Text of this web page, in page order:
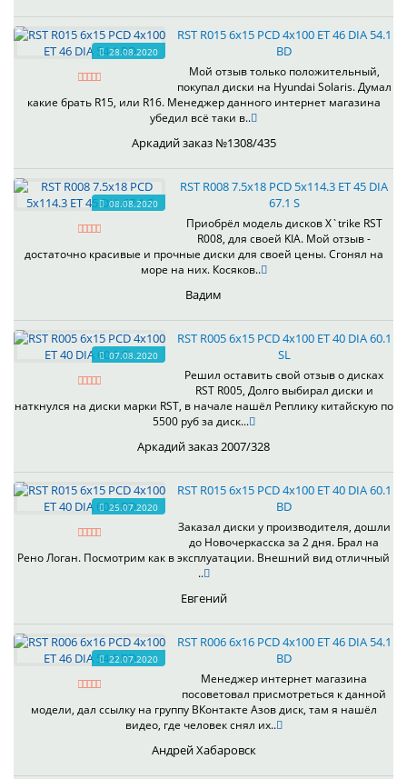
28.08.2020
RST R015 6x15 PCD 4x100 ET 46 DIA 54.1
BD
Мой отзыв только положительный,
покупал диски на Hyundai Solaris. Думал
какие брать R15, или R16. Менеджер данного интернет магазина
убедил всё таки в..
Аркадий заказ №1308/435
08.08.2020
RST R008 7.5x18 PCD 5x114.3 ET 45 DIA
67.1 S
Приобрёл модель дисков X`trike RST
R008, для своей KIA. Мой отзыв -
достаточно красивые и прочные диски для своей цены. Сгонял на
море на них. Косяков..
Вадим
07.08.2020
RST R005 6x15 PCD 4x100 ET 40 DIA 60.1
SL
Решил оставить свой отзыв о дисках
RST R005, Долго выбирал диски и
наткнулся на диски марки RST, в начале нашёл Реплику китайскую по
5500 руб за диск...
Аркадий заказ 2007/328
25.07.2020
RST R015 6x15 PCD 4x100 ET 40 DIA 60.1
BD
Заказал диски у производителя, дошли
до Новочеркасска за 2 дня. Брал на
Рено Логан. Посмотрим как в эксплуатации. Внешний вид отличный
..
Евгений
22.07.2020
RST R006 6x16 PCD 4x100 ET 46 DIA 54.1
BD
Менеджер интернет магазина
посоветовал присмотреться к данной
модели, дал ссылку на группу ВКонтакте Азов диск, там я нашёл
видео, где человек снял их..
Андрей Хабаровск